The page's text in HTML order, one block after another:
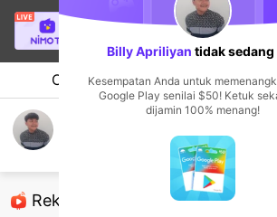
twilightsedang siaran langsung!
35 Penonton
Chat Streamer
Rekomendasi
Billy Apriliyan tidak sedang
Kesempatan Anda untuk
Google Play senilai $50! Ketuk
dijamin 100% menang!